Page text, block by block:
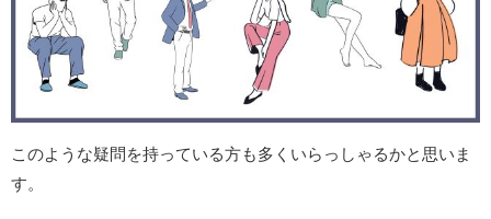
このような疑問を持っている方も多くいらっしゃるかと思いま
す。